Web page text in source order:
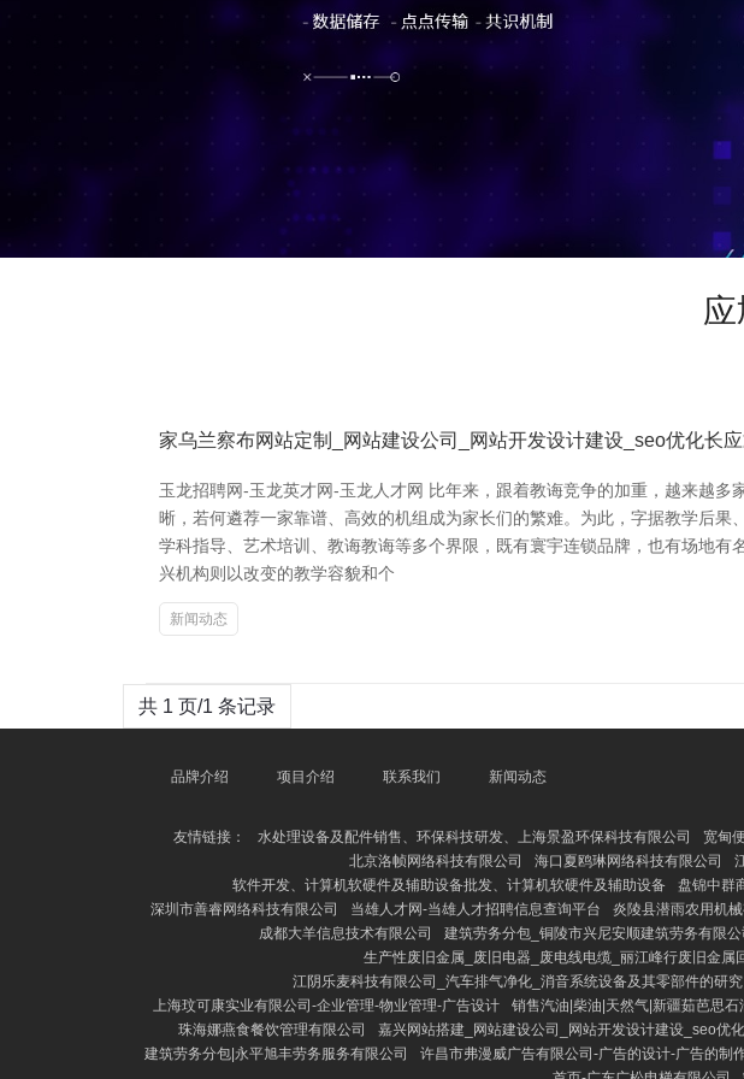
家乌兰察布网站定制_网站建设公司_网站开发设计建设_seo优化长
玉龙招聘网-玉龙英才网-玉龙人才网 比年来，跟着教诲竞争的加重，越来越
晰，若何遴荐一家靠谱、高效的机组成为家长们的繁难。为此，字据教学后
学科指导、艺术培训、教诲教诲等多个界限，既有寰宇连锁品牌，也有场地
兴机构则以改变的教学容貌和个
新闻动态
共 1 页/1 条记录
品牌介绍 项目介绍 联系我们 新闻动态
友情链接： 水处理设备及配件销售、环保科技研发、上海景盈环保科技有限公司 宽甸
北京洛帧网络科技有限公司
海口夏鸥琳网络科技有限公司
软件开发、计算机软硬件及辅助设备批发、计算机软硬件及辅助设备
盘锦中群
深圳市善睿网络科技有限公司
当雄人才网-当雄人才招聘信息查询平台 炎陵县潜雨农用机
成都大羊信息技术有限公司
建筑劳务分包_铜陵市兴尼安顺建筑劳务有限公
生产性废旧金属_废旧电器_废电线电缆_丽江峰行废旧金属
江阴乐麦科技有限公司_汽车排气净化_消音系统设备及其零部件的研究
上海玟可康实业有限公司-企业管理-物业管理-广告设计
销售汽油|柴油|天然气|新疆茹芭思石
珠海娜燕食餐饮管理有限公司
嘉兴网站搭建_网站建设公司_网站开发设计建设_seo优化
建筑劳务分包|永平旭丰劳务服务有限公司
许昌市弗漫威广告有限公司-广告的设计-广告的制